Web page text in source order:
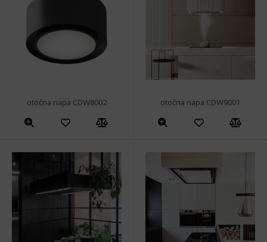
otočna napa CDW8002 otočna napa CDW9001